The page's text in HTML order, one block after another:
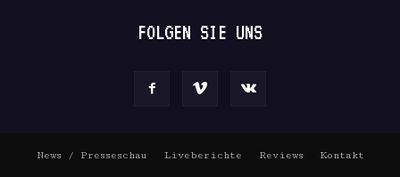
FOLGEN SIE UNS
News / Presseschau Liveberichte Reviews Kontakt